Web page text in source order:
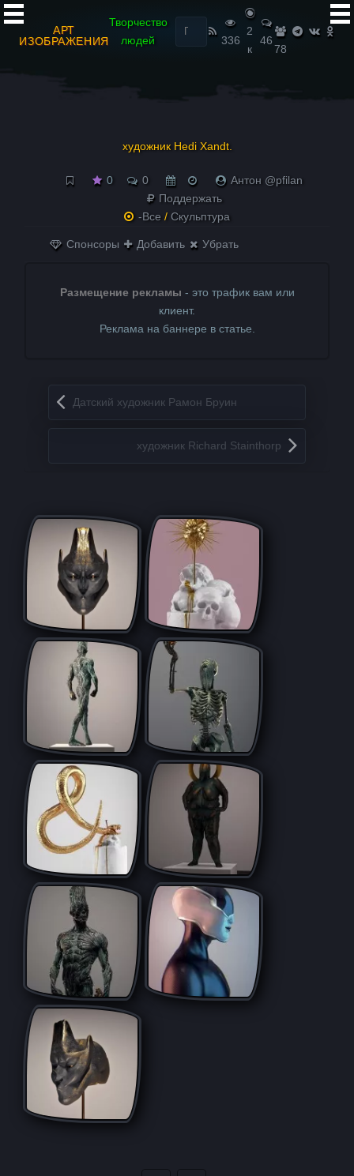
АРТ
ИЗОБРАЖЕНИЯ
Творчество
людей
Найти:
336
2
к
46
78
художник Hedi Xandt.
0 0
Антон @pfilan
Поддержать
-Все / Скульптура
Спонсоры Добавить Убрать
Размещение рекламы - это трафик вам или
клиент.
Реклама на баннере в статье.
Запись навигация
Датский художник Рамон Бруин
художник Richard Stainthorp